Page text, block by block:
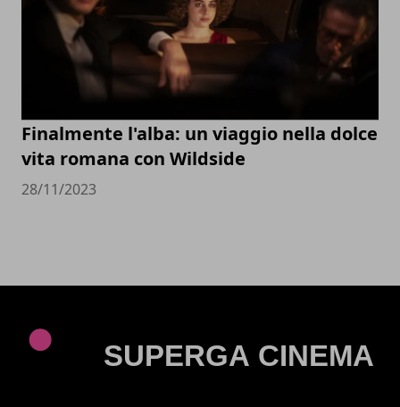
Finalmente l'alba: un viaggio nella dolce
vita romana con Wildside
28/11/2023